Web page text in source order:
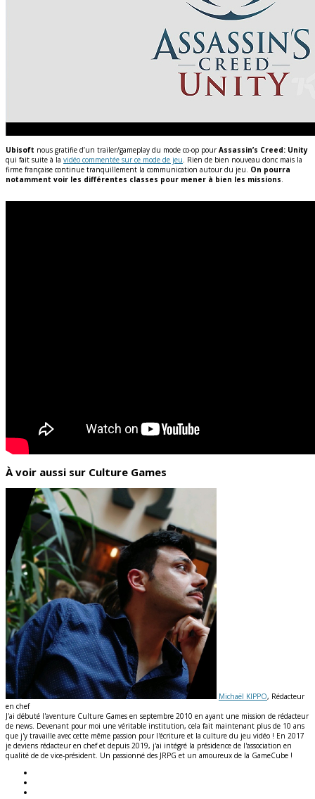
Ubisoft nous gratifie d’un trailer/gameplay du mode co-op pourAssassin’s Creed: Unity
qui fait suite à la vidéo commentée sur ce mode de jeu. Rien de bien nouveau donc mais la
firme française continue tranquillement la communication autour du jeu. On pourra
notamment voir les différentes classes pour mener à bien les missions.
À voir aussi sur Culture Games
Michaël KIPPO, Rédacteur
en chef
J'ai débuté l'aventure Culture Games en septembre 2010 en ayant une mission de rédacteur
de news. Devenant pour moi une véritable institution, cela fait maintenant plus de 10 ans
que j'y travaille avec cette même passion pour l'écriture et la culture du jeu vidéo ! En 2017
je deviens rédacteur en chef et depuis 2019, j'ai intégré la présidence de l'association en
qualité de de vice-président. Un passionné des JRPG et un amoureux de la GameCube !